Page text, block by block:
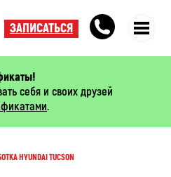
себя и своих друзей
.
HYUNDAI TUCSON
ЗАПИСАТЬСЯ